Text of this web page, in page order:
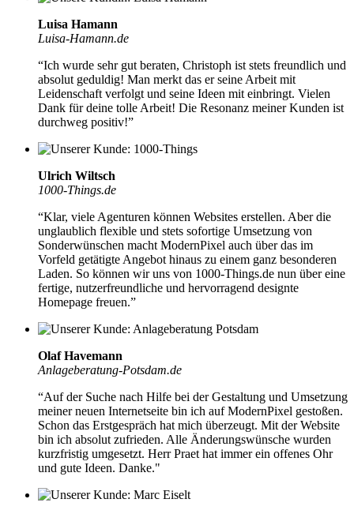
Luisa Hamann
Luisa-Hamann.de
“Ich wurde sehr gut beraten, Christoph ist stets freundlich und
absolut geduldig! Man merkt das er seine Arbeit mit
Leidenschaft verfolgt und seine Ideen mit einbringt. Vielen
Dank für deine tolle Arbeit! Die Resonanz meiner Kunden ist
durchweg positiv!”
Ulrich Wiltsch
1000-Things.de
“Klar, viele Agenturen können Websites erstellen. Aber die
unglaublich flexible und stets sofortige Umsetzung von
Sonderwünschen macht ModernPixel auch über das im
Vorfeld getätigte Angebot hinaus zu einem ganz besonderen
Laden. So können wir uns von 1000-Things.de nun über eine
fertige, nutzerfreundliche und hervorragend designte
Homepage freuen.”
Olaf Havemann
Anlageberatung-Potsdam.de
“Auf der Suche nach Hilfe bei der Gestaltung und Umsetzung
meiner neuen Internetseite bin ich auf ModernPixel gestoßen.
Schon das Erstgespräch hat mich überzeugt. Mit der Website
bin ich absolut zufrieden. Alle Änderungswünsche wurden
kurzfristig umgesetzt. Herr Praet hat immer ein offenes Ohr
und gute Ideen. Danke."